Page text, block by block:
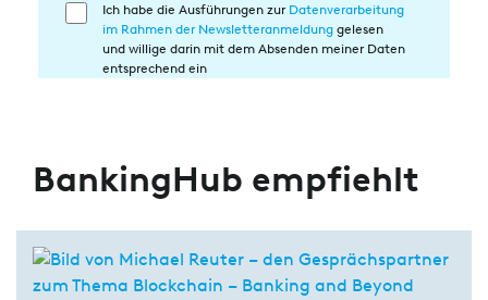
Einwilligung
Ich habe die Ausführungen zur Datenverarbeitung
im Rahmen der Newsletteranmeldung gelesen
und willige darin mit dem Absenden meiner Daten
entsprechend ein
BankingHub empfiehlt